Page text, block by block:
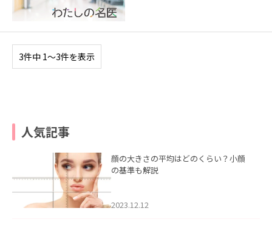
3件中 1〜3件を表示
人気記事
顔の大きさの平均はどのくらい？小顔
の基準も解説
2023.12.12